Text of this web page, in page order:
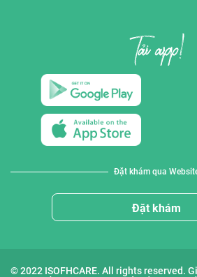
Đặt khám qua
Đặt khám
© 2022 ISOFHCARE. All rights reserved.